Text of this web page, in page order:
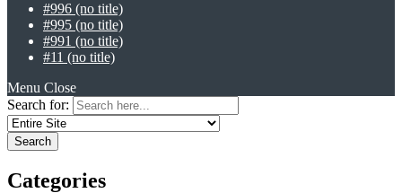
#996 (no title)
#995 (no title)
#991 (no title)
#11 (no title)
Menu Close
Search for:
Categories